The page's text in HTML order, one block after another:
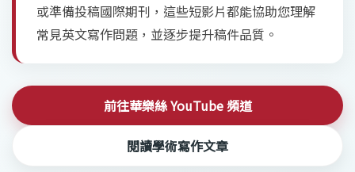
或準備投稿國際期刊，這些短影片都能協助您理解
常見英文寫作問題，並逐步提升稿件品質。
前往華樂絲 YouTube 頻道
閱讀學術寫作文章